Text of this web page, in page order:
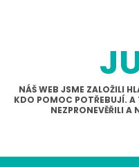
NÁŠ WEB JSME ZALOŽILI
KDO POMOC POTŘEBUJÍ. A
NEZPRONEVĚŘILI A